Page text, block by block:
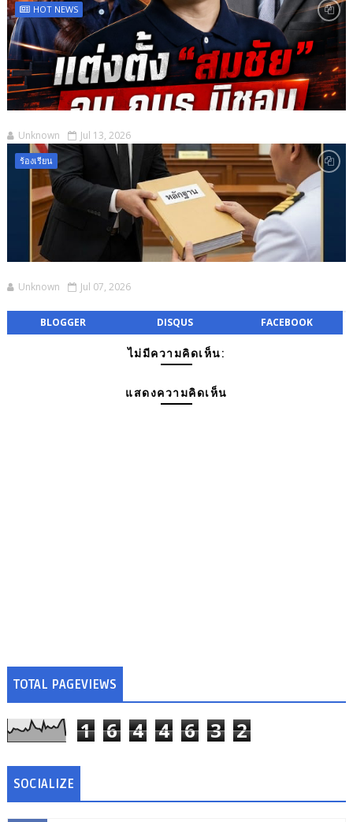
HOT NEWS
Unknown Jul 13, 2026
ร้องเรียน
Unknown Jul 07, 2026
BLOGGER DISQUS FACEBOOK
ไม่มีความคิดเห็น:
แสดงความคิดเห็น
TOTAL PAGEVIEWS
1 6 4 4 6 3 2
SOCIALIZE